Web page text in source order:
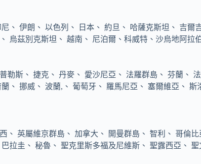
、 伊朗、 以色列、 日本、 約旦、 哈薩克斯坦、 吉
烏茲別克斯坦、 越南、 尼泊爾、科威特、沙烏地阿拉
斯、 捷克、 丹麥、 愛沙尼亞、 法羅群島、 芬蘭、
、 挪威、 波蘭,、 葡萄牙、 羅馬尼亞、 塞爾維亞、
、 英屬維京群島、 加拿大、 開曼群島、 智利、 哥倫
拉圭、 秘魯、 聖克里斯多福及尼維斯、 聖露西亞、